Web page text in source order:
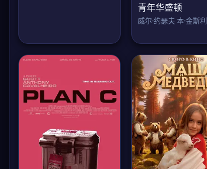
青年华盛顿
威尔·约瑟夫 本·金斯利